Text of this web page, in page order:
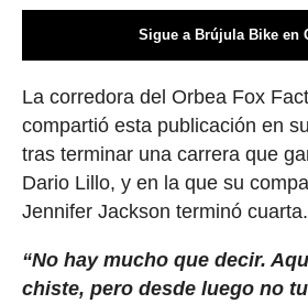
Sigue a Brújula Bike en
La corredora del Orbea Fox
compartió esta publicación en
tras terminar una carrera que
Dario Lillo, y en la que su
Jennifer Jackson terminó cuarta.
“No hay mucho que decir.
chiste, pero desde luego no